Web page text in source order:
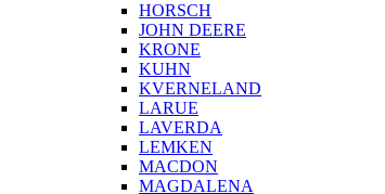
HORSCH
JOHN DEERE
KRONE
KUHN
KVERNELAND
LARUE
LAVERDA
LEMKEN
MACDON
MAGDALENA